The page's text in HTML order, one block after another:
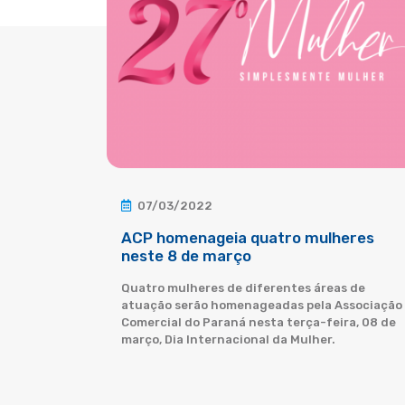
07/03/2022
ACP homenageia quatro mulheres
neste 8 de março
Quatro mulheres de diferentes áreas de
atuação serão homenageadas pela Associação
Comercial do Paraná nesta terça-feira, 08 de
março, Dia Internacional da Mulher.